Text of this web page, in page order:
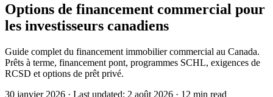
Options de financement commercial pour
les investisseurs canadiens
Guide complet du financement immobilier commercial au Canada.
Prêts à terme, financement pont, programmes SCHL, exigences de
RCSD et options de prêt privé.
30 janvier 2026 · Last updated: 2 août 2026 · 12 min read